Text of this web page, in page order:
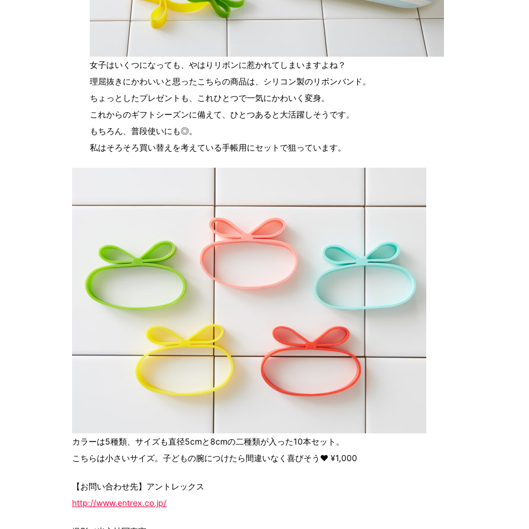
女子はいくつになっても、やはりリボンに惹かれてしまいますよね？
理屈抜きにかわいいと思ったこちらの商品は、シリコン製のリボンバンド。
ちょっとしたプレゼントも、これひとつで一気にかわいく変身。
これからのギフトシーズンに備えて、ひとつあると大活躍しそうです。
もちろん、普段使いにも◎。
私はそろそろ買い替えを考えている手帳用にセットで狙っています。
カラーは5種類、サイズも直径5cmと8cmの二種類が入った10本セット。
こちらは小さいサイズ。子どもの腕につけたら間違いなく喜びそう❤ ¥1,000
【お問い合わせ先】アントレックス
http://www.entrex.co.jp/